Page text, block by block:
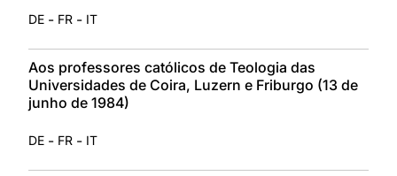
DE - FR - IT
Aos professores católicos de Teologia das
Universidades de Coira, Luzern e Friburgo (13 de
junho de 1984)
DE - FR - IT